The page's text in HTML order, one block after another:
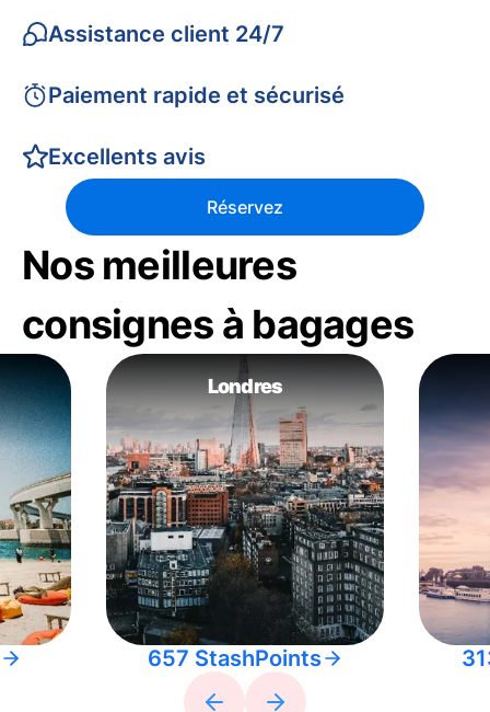
Assistance client 24/7
Paiement rapide et sécurisé
Excellents avis
Réservez
Nos meilleures
consignes à bagages
Londres
657 StashPoints